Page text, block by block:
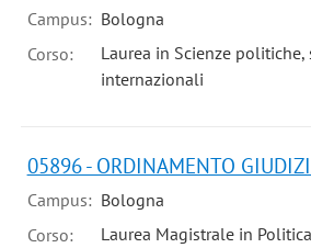
Campus: Bologna
Corso:
Laurea in Scienze politiche,
internazionali
05896 - ORDINAMENTO
Campus: Bologna
Corso:
Laurea Magistrale in